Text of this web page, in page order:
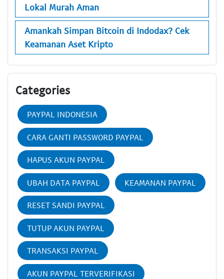
Lokal Murah Aman
Amankah Simpan Bitcoin di Indodax? Cek
Keamanan Aset Kripto
Categories
PAYPAL INDONESIA
CARA GANTI PASSWORD PAYPAL
HAPUS AKUN PAYPAL
UBAH DATA PAYPAL KEAMANAN PAYPAL
RESET SANDI PAYPAL
TUTUP AKUN PAYPAL
TRANSAKSI PAYPAL
AKUN PAYPAL TERVERIFIKASI